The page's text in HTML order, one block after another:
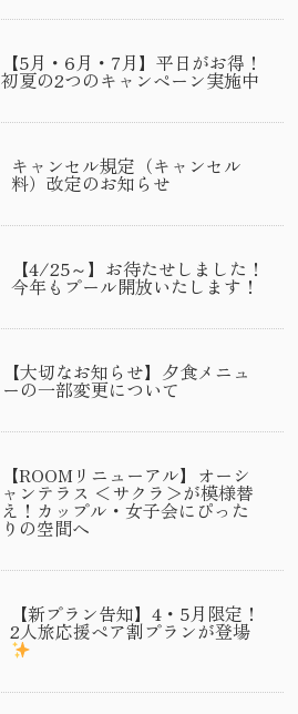
【5月・6月・7月】平日がお得！
初夏の2つのキャンペーン実施中
キャンセル規定（キャンセル
料）改定のお知らせ
【4/25～】お待たせしました！
今年もプール開放いたします！
【大切なお知らせ】夕食メニュ
ーの一部変更について
【ROOMリニューアル】オーシ
ャンテラス ＜サクラ＞が模様替
え！カップル・女子会にぴった
りの空間へ
【新プラン告知】4・5月限定！
2人旅応援ペア割プランが登場